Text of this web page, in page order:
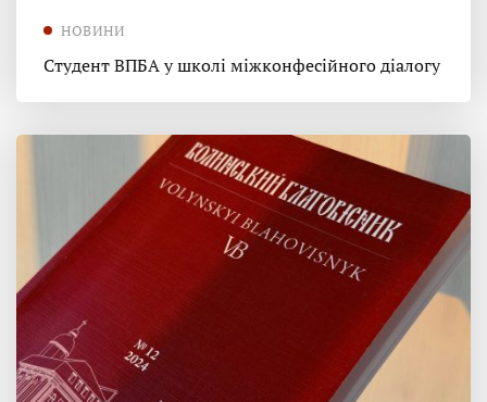
НОВИНИ
Студент ВПБА у школі міжконфесійного діалогу